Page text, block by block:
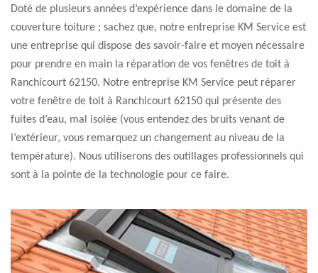
Doté de plusieurs années d’expérience dans le domaine de la
couverture toiture ; sachez que, notre entreprise KM Service est
une entreprise qui dispose des savoir-faire et moyen nécessaire
pour prendre en main la réparation de vos fenêtres de toit à
Ranchicourt 62150. Notre entreprise KM Service peut réparer
votre fenêtre de toit à Ranchicourt 62150 qui présente des
fuites d’eau, mal isolée (vous entendez des bruits venant de
l’extérieur, vous remarquez un changement au niveau de la
température). Nous utiliserons des outillages professionnels qui
sont à la pointe de la technologie pour ce faire.